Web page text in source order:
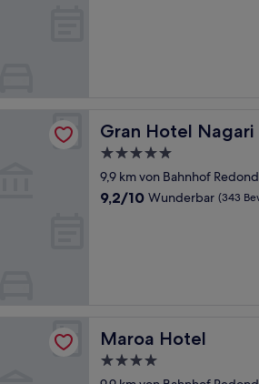
Gran Hotel Nagari
Gran Hotel Nagari
5.0-
Sterne-
Unterkunft
9,9 km von Bahnhof
9.2
9,2/10 Wunderbar (343
Maroa Hotel
Maroa Hotel
4.0-